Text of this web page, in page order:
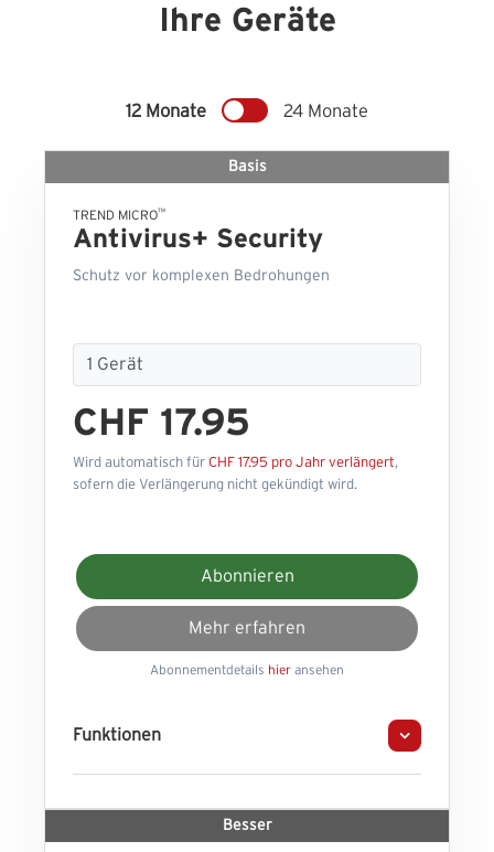
Ihre Geräte
12 Monate 24 Monate
Basis
TREND MICRO™
Antivirus+ Security
Schutz vor komplexen Bedrohungen
CHF 17.95
Wird automatisch für CHF 17.95 pro Jahr verlängert,
sofern die Verlängerung nicht gekündigt wird.
Abonnieren
Mehr erfahren
Abonnementdetails hier ansehen
Funktionen
Besser